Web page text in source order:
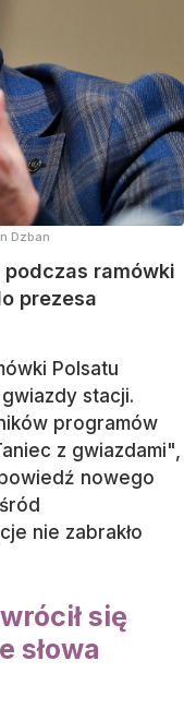
Dzban
podczas ramówki
prezesa
Polsatu
stacji.
programów
z gwiazdami",
nowego
nie zabrakło
się
słowa